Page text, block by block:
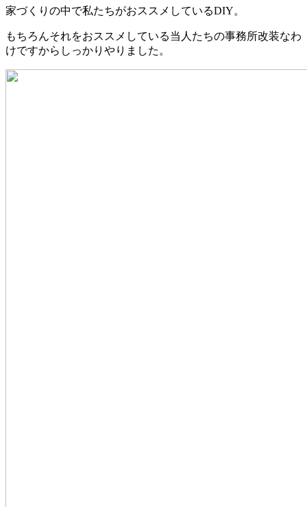
家づくりの中で私たちがおススメしているDIY。
もちろんそれをおススメしている当人たちの事務所改装なわ
けですからしっかりやりました。